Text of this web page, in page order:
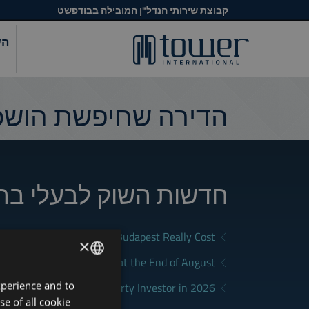
קבוצת שירותי הנדל"ן המובילה בבודפשט
הדירה שחיפשת
חדשות השוק לבעלי
What Does Renting in Budapest Really Cost?
Rental in Budapest at the End of August
Fits Which Property Investor in 2026?
ENGLISH
HUNGARIAN
×
and to
of all cookie